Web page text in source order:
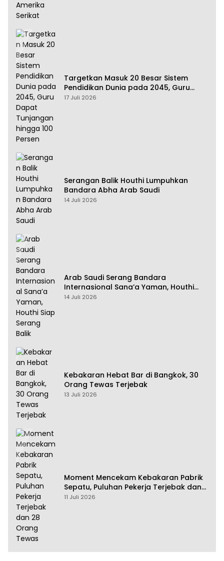
Targetkan Masuk 20 Besar Sistem
Pendidikan Dunia pada 2045, Guru
Dapat Tunjangan hingga 100 Persen
17 Juli 2026
Serangan Balik Houthi Lumpuhkan
Bandara Abha Arab Saudi
14 Juli 2026
Arab Saudi Serang Bandara
Internasional Sana’a Yaman, Houthi
Siap Serang Balik
14 Juli 2026
Kebakaran Hebat Bar di Bangkok, 30
Orang Tewas Terjebak
13 Juli 2026
Moment Mencekam Kebakaran Pabrik
Sepatu, Puluhan Pekerja Terjebak dan
28 Orang Tewas
11 Juli 2026